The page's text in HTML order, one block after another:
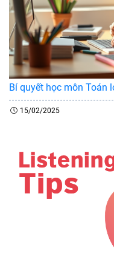
Bí quyết học môn Toán
15/02/2025